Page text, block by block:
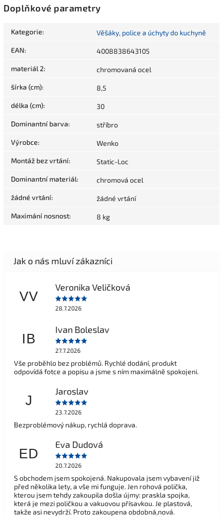
Doplňkové parametry
Kategorie: Věšáky, police a úchyty do kuchyně
EAN: 4008838643105
materiál 2: chromovaná ocel
šírka (cm): 8,5
délka (cm): 30
Dominantní barva: stříbro
Výrobce: Wenko
Montáž bez vrtání: Static-Loc
Dominantní materiál: chromová ocel
žádné vrtání: žádné vrtání
Maximání nosnost: 8 kg
VV
Veronika Veličková
28.7.2026
IB
Ivan Boleslav
27.7.2026
Vše proběhlo bez problémů. Rychlé dodání, produkt
odpovídá fotce a popisu a jsme s ním maximálně spokojeni.
J
Jaroslav
23.7.2026
Bezproblémový nákup, rychlá doprava.
ED
Eva Dudová
20.7.2026
S obchodem jsem spokojená. Nakupovala jsem vybavení již
před několika lety, a vše mi funguje. Jen rohová polička,
kterou jsem tehdy zakoupila došla újmy: praskla spojka,
která je mezi poličkou a vakuovou přísavkou. Je plastová,
takže asi nevydrží. Proto zakoupena obdobná,nová.